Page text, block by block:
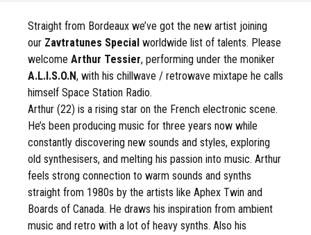
Straight from Bordeaux we’ve got the new artist joining
our Zavtratunes Special worldwide list of talents. Please
welcome Arthur Tessier, performing under the moniker
A.L.I.S.O.N, with his chillwave / retrowave mixtape he calls
himself Space Station Radio.
Arthur (22) is a rising star on the French electronic scene.
He’s been producing music for three years now while
constantly discovering new sounds and styles, exploring
old synthesisers, and melting his passion into music. Arthur
feels strong connection to warm sounds and synths
straight from 1980s by the artists like Aphex Twin and
Boards of Canada. He draws his inspiration from ambient
music and retro with a lot of heavy synths. Also his